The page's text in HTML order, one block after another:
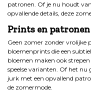
patronen. Of je nu houdt
opvallende details, deze
Prints en
Geen zomer zonder vrolijke
bloemenprints die een
bloemen maken ook
speelse varianten. Of het nu
jurk met een opvallend
de zomermode.